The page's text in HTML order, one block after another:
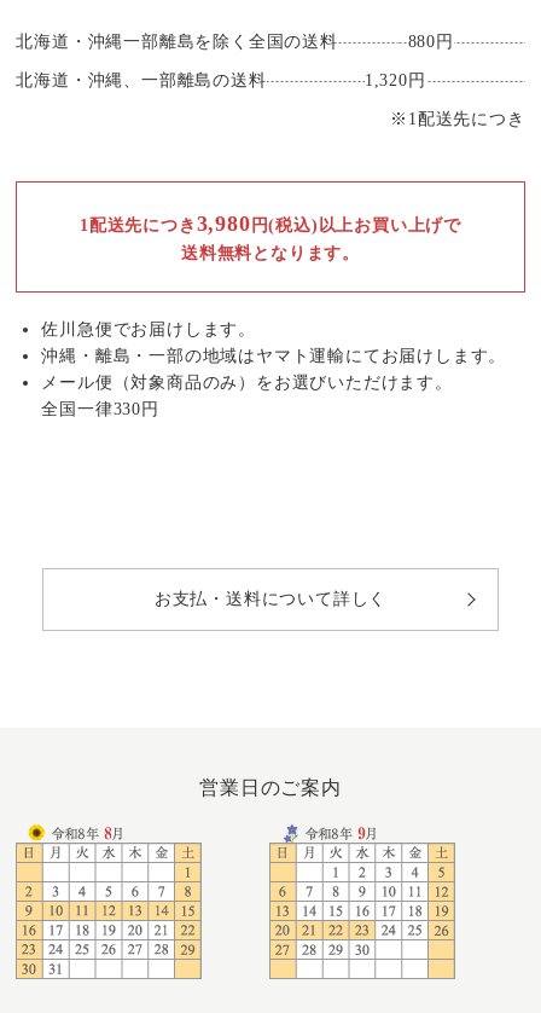
北海道・沖縄一部離島を除く全国の送料 880円
北海道・沖縄、一部離島の送料 1,320円
※1配送先につき
1配送先につき 3,980 円(税込)以上お買い上げで
送料無料となります。
佐川急便でお届けします。
沖縄・離島・一部の地域はヤマト運輸にてお届けします。
メール便（対象商品のみ）をお選びいただけます。
全国一律330円
お支払・送料について詳しく
営業日のご案内